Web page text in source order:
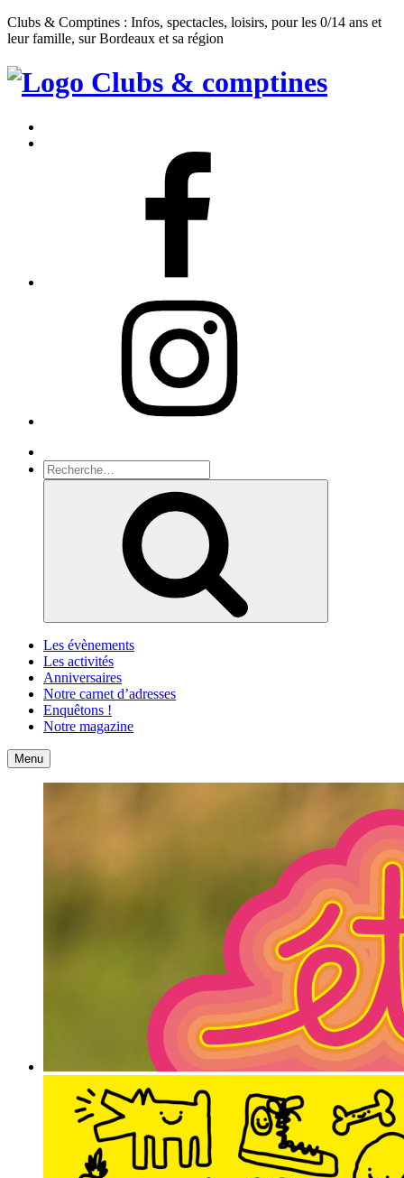
Clubs & Comptines : Infos, spectacles, loisirs, pour les 0/14 ans et
leur famille, sur Bordeaux et sa région
Clubs
Comptines
Recherche
pour
Les évènements
Les activités
Anniversaires
Notre carnet d’adresses
Enquêtons !
Notre magazine
Accueil
Menu Contact